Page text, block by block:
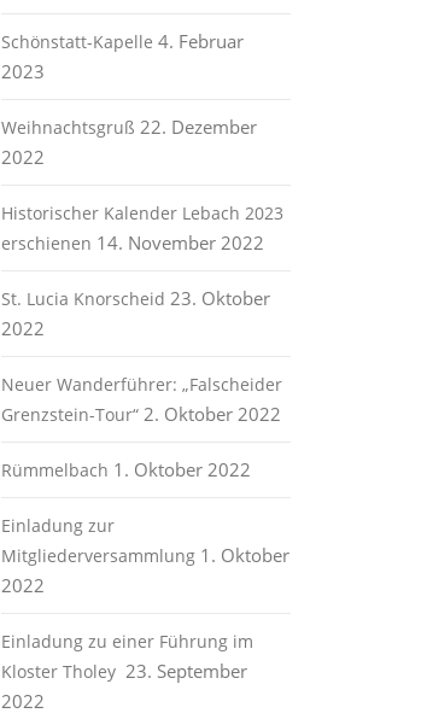
Schönstatt-Kapelle 4. Februar
2023
Weihnachtsgruß 22. Dezember
2022
Historischer Kalender Lebach 2023
erschienen 14. November 2022
St. Lucia Knorscheid 23. Oktober
2022
Neuer Wanderführer: „Falscheider
Grenzstein-Tour“ 2. Oktober 2022
Rümmelbach 1. Oktober 2022
Einladung zur
Mitgliederversammlung 1. Oktober
2022
Einladung zu einer Führung im
Kloster Tholey 23. September
2022